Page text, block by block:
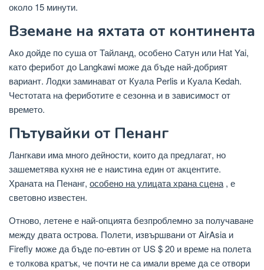
около 15 минути.
Вземане на яхтата от континента
Ако дойде по суша от Тайланд, особено Сатун или Hat Yai,
като ферибот до Langkawi може да бъде най-добрият
вариант. Лодки заминават от Куала Perlis и Куала Kedah.
Честотата на фериботите е сезонна и в зависимост от
времето.
Пътувайки от Пенанг
Лангкави има много дейности, които да предлагат, но
зашеметява кухня не е наистина един от акцентите.
Храната на Пенанг, особено на улицата храна сцена , е
световно известен.
Отново, летене е най-опцията безпроблемно за получаване
между двата острова. Полети, извършвани от AirAsia и
Firefly може да бъде по-евтин от US $ 20 и време на полета
е толкова кратък, че почти не са имали време да се отвори